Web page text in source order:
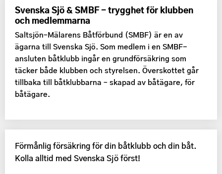
Svenska Sjö & SMBF - trygghet för klubben
och medlemmarna
Saltsjön–Mälarens Båtförbund (SMBF) är en av
ägarna till Svenska Sjö. Som medlem i en SMBF-
ansluten båtklubb ingår en grundförsäkring som
täcker både klubben och styrelsen. Överskottet går
tillbaka till båtklubbarna – skapad av båtägare, för
båtägare.
Förmånlig försäkring för din båtklubb och din båt.
Kolla alltid med Svenska Sjö först!